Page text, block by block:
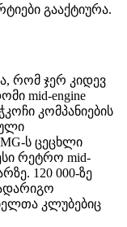
გააქტიურა.
რომ ჯერ კიდევ
mid-engine
კომპანიების
ს ცეცხლი
რეტრო mid-
120 000-ზე
კლუბებიც